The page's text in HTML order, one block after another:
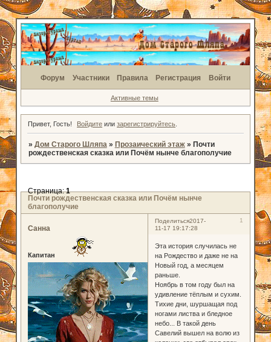
Форум Участники Правила Регистрация Войти
Активные темы
Привет, Гость! Войдите илизарегистрируйтесь
» Дом Старого Шляпа » Прозаический этаж » Почти
рождественская сказка или Почём нынче благополучие
Почти рождественская сказка или Почём нынче
благополучие
Страница:1
Поделиться 1
2017-
11-17 19:17:28
Санна
Капитан
Эта история случилась не
на Рождество и даже не на
Новый год, а месяцем
раньше.
Ноябрь в том году был на
удивление тёплым и сухим.
Тихие дни, шуршащая под
ногами листва и бледное
небо... В такой день
Савелий вышел на волю из